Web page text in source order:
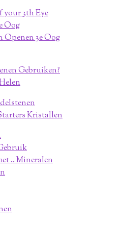
your 3th Eye
Oog
Openen 3e Oog
Gebruiken?
Kristallen
.. Mineralen